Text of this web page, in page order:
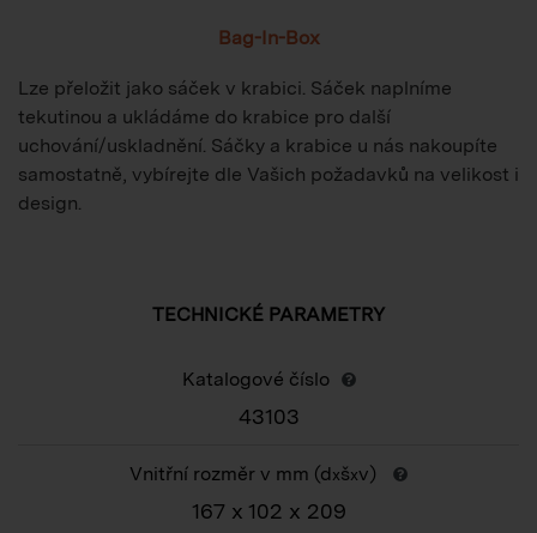
Bag-In-Box
Lze přeložit jako sáček v krabici. Sáček naplníme
tekutinou a ukládáme do krabice pro další
uchování/uskladnění. Sáčky a krabice u nás nakoupíte
samostatně, vybírejte dle Vašich požadavků na velikost i
design.
TECHNICKÉ PARAMETRY
Katalogové číslo
43103
Vnitřní rozměr v mm (dxšxv)
167 x 102 x 209